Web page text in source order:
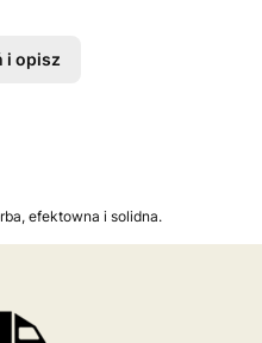
i opisz
efektowna i solidna.